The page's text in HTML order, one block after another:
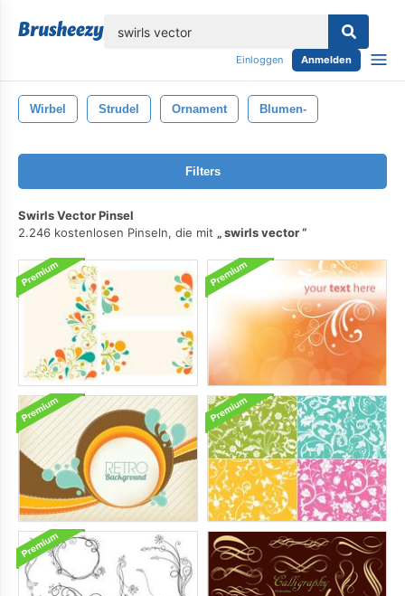
Einloggen Anmelden
Wirbel Strudel Ornament Blumen-
Filters
Swirls Vector Pinsel
2.246 kostenlosen Pinseln, die mit
swirls vector